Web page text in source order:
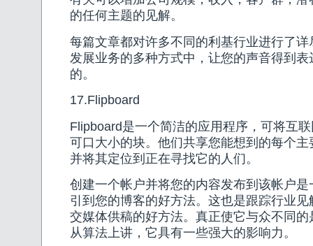
的任何主题的见解。
每篇文章都对许多不同的利基行业进行了
发展业务的多种方式中，让您的声音得到
的。
17.Flipboard
Flipboard是一个简洁的应用程序，可将互
可口大小的块。他们共享您能想到的每个
并将其定位到正在寻找它的人们。
创建一个帐户并将您的内容发布到该帐户
引到您的博客的好方法。这也是跟踪行业
交媒体供稿的好方法。真正使它与众不同
从算法上讲，它具有一些强大的影响力。